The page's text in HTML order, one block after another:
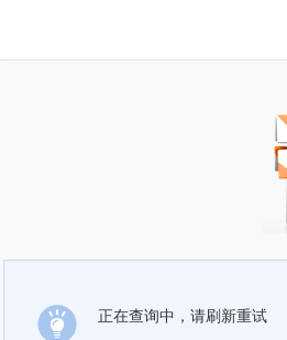
正在查询中，请刷新重试